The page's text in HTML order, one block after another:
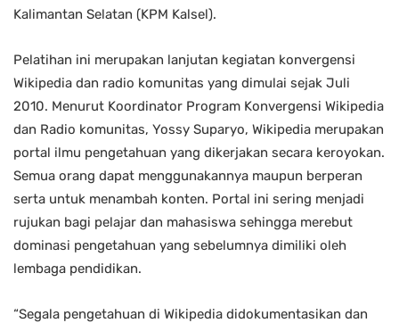
Kalimantan Selatan (KPM Kalsel).
Pelatihan ini merupakan lanjutan kegiatan konvergensi
Wikipedia dan radio komunitas yang dimulai sejak Juli
2010. Menurut Koordinator Program Konvergensi Wikipedia
dan Radio komunitas, Yossy Suparyo, Wikipedia merupakan
portal ilmu pengetahuan yang dikerjakan secara keroyokan.
Semua orang dapat menggunakannya maupun berperan
serta untuk menambah konten. Portal ini sering menjadi
rujukan bagi pelajar dan mahasiswa sehingga merebut
dominasi pengetahuan yang sebelumnya dimiliki oleh
lembaga pendidikan.
“Segala pengetahuan di Wikipedia didokumentasikan dan